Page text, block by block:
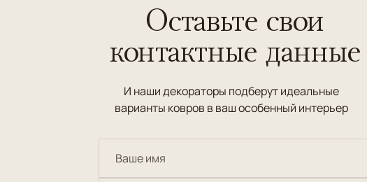
Оставьте свои
контактные данные
И наши декораторы подберут идеальные
варианты ковров в ваш особенный интерьер